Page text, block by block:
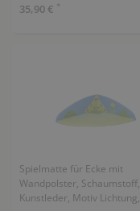
35,90 € *
Spielmatte für Ecke mit
Wandpolster, Schaumstoff,
Kunstleder, Motiv Lichtung,